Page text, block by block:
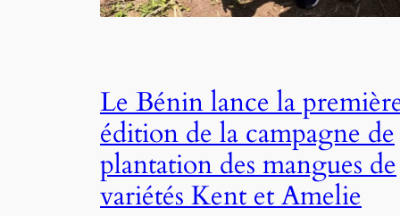
Le Bénin lance la
édition de la campagne de
plantation des mangues de
variétés Kent et Amelie